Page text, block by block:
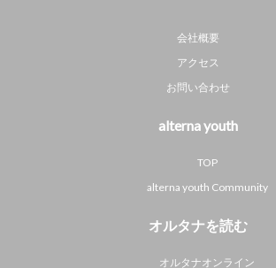
会社概要
アクセス
お問い合わせ
alterna youth
TOP
alterna youth Community
オルタナを読む
オルタナオンライン